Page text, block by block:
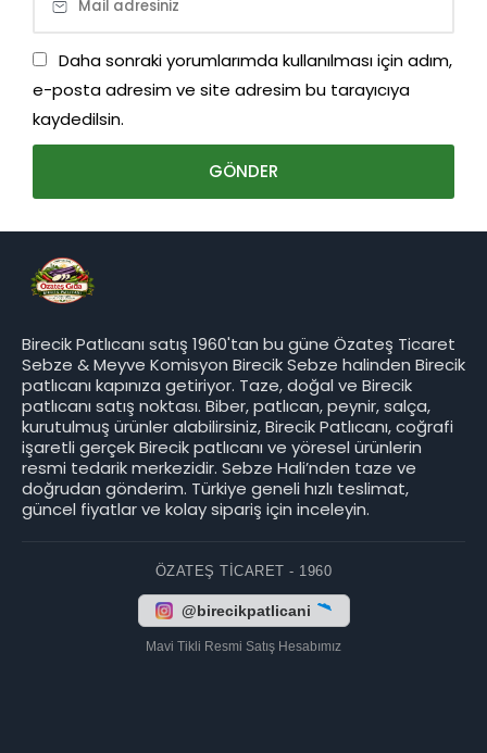
Daha sonraki yorumlarımda kullanılması için adım,
e-posta adresim ve site adresim bu tarayıcıya
kaydedilsin.
Birecik Patlıcanı satış 1960'tan bu güne Özateş Ticaret
Sebze & Meyve Komisyon Birecik Sebze halinden Birecik
patlıcanı kapınıza getiriyor. Taze, doğal ve Birecik
patlıcanı satış noktası. Biber, patlıcan, peynir, salça,
kurutulmuş ürünler alabilirsiniz, Birecik Patlıcanı, coğrafi
işaretli gerçek Birecik patlıcanı ve yöresel ürünlerin
resmi tedarik merkezidir. Sebze Hali’nden taze ve
doğrudan gönderim. Türkiye geneli hızlı teslimat,
güncel fiyatlar ve kolay sipariş için inceleyin.
ÖZATEŞ TICARET - 1960
@birecikpatlicani
Mavi Tikli Resmi Satış Hesabımız